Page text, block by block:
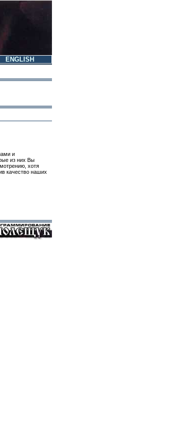
ENGLISH
и
из них Вы
хотя
качество наших